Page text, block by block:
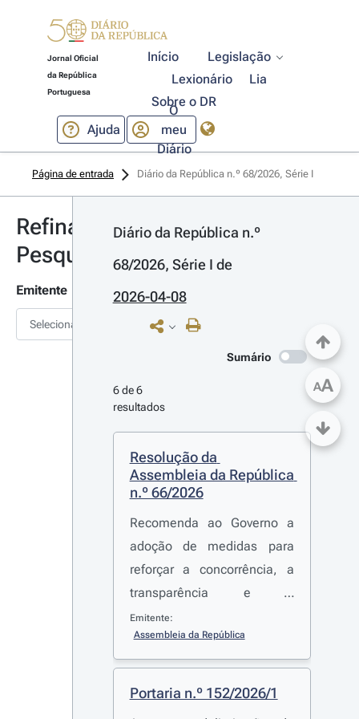
Jornal Oficial
da República
Portuguesa
Início
Legislação
Lexionário
Lia
Sobre o DR
Ajuda
O
meu
Diário
Página de entrada Diário da República n.º 68/2026, Série I
Refinar
Pesquisa
Emitente
Selecionar
Diário da República n.º
68/2026, Série I
2026-04-08
Sumário
6 de 6
resultados
Resolução da
Assembleia da República
n.º 66/2026
Recomenda ao Governo a
adoção de medidas para
reforçar a concorrência, a
transparência e a
acessibilidade no mercado
do GPL engarrafado.
Emitente:
Assembleia da República
Portaria n.º 152/2026/1
AA